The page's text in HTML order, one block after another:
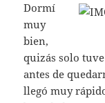
Dormí
muy
bien,
quizás solo
antes de
llegó muy